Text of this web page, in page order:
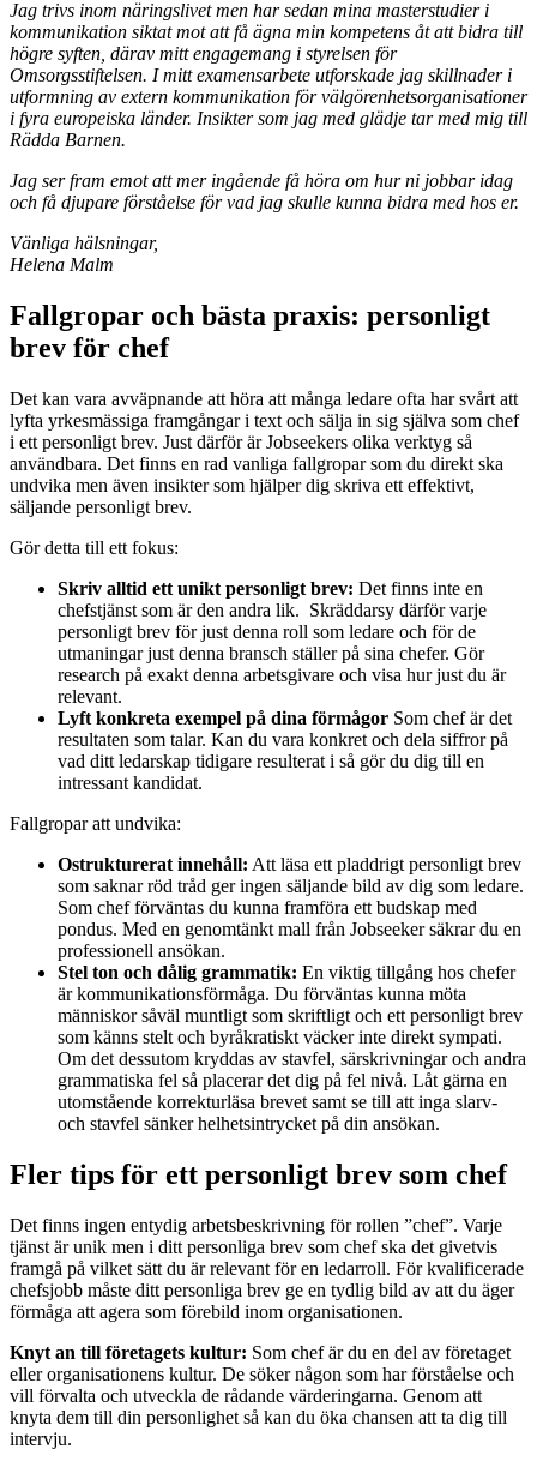
Jag trivs inom näringslivet men har sedan mina masterstudier i
kommunikation siktat mot att få ägna min kompetens åt att bidra till
högre syften, därav mitt engagemang i styrelsen för
Omsorgsstiftelsen. I mitt examensarbete utforskade jag skillnader i
utformning av extern kommunikation för välgörenhetsorganisationer
i fyra europeiska länder. Insikter som jag med glädje tar med mig till
Rädda Barnen.
Jag ser fram emot att mer ingående få höra om hur ni jobbar idag
och få djupare förståelse för vad jag skulle kunna bidra med hos er.
Vänliga hälsningar,
Helena Malm
Fallgropar och bästa praxis: personligt
brev för chef
Det kan vara avväpnande att höra att många ledare ofta har svårt att
lyfta yrkesmässiga framgångar i text och sälja in sig själva som chef
i ett personligt brev. Just därför är Jobseekers olika verktyg så
användbara. Det finns en rad vanliga fallgropar som du direkt ska
undvika men även insikter som hjälper dig skriva ett effektivt,
säljande personligt brev.
Gör detta till ett fokus:
Skriv alltid ett unikt personligt brev: Det finns inte en
chefstjänst som är den andra lik. Skräddarsy därför varje
personligt brev för just denna roll som ledare och för de
utmaningar just denna bransch ställer på sina chefer. Gör
research på exakt denna arbetsgivare och visa hur just du är
relevant.
Lyft konkreta exempel på dina förmågor Som chef är det
resultaten som talar. Kan du vara konkret och dela siffror på
vad ditt ledarskap tidigare resulterat i så gör du dig till en
intressant kandidat.
Fallgropar att undvika:
Ostrukturerat innehåll: Att läsa ett pladdrigt personligt brev
som saknar röd tråd ger ingen säljande bild av dig som ledare.
Som chef förväntas du kunna framföra ett budskap med
pondus. Med en genomtänkt mall från Jobseeker säkrar du en
professionell ansökan.
Stel ton och dålig grammatik: En viktig tillgång hos chefer
är kommunikationsförmåga. Du förväntas kunna möta
människor såväl muntligt som skriftligt och ett personligt brev
som känns stelt och byråkratiskt väcker inte direkt sympati.
Om det dessutom kryddas av stavfel, särskrivningar och andra
grammatiska fel så placerar det dig på fel nivå. Låt gärna en
utomstående korrekturläsa brevet samt se till att inga slarv-
och stavfel sänker helhetsintrycket på din ansökan.
Fler tips för ett personligt brev som chef
Det finns ingen entydig arbetsbeskrivning för rollen ”chef”. Varje
tjänst är unik men i ditt personliga brev som chef ska det givetvis
framgå på vilket sätt du är relevant för en ledarroll. För kvalificerade
chefsjobb måste ditt personliga brev ge en tydlig bild av att du äger
förmåga att agera som förebild inom organisationen.
Knyt an till företagets kultur: Som chef är du en del av företaget
eller organisationens kultur. De söker någon som har förståelse och
vill förvalta och utveckla de rådande värderingarna. Genom att
knyta dem till din personlighet så kan du öka chansen att ta dig till
intervju.